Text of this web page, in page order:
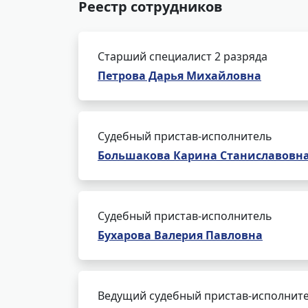
Реестр сотрудников
Старший специалист 2 разряда
Петрова Дарья Михайловна
Судебный пристав-исполнитель
Большакова Карина
Судебный пристав-исполнитель
Бухарова Валерия Павловна
Ведущий судебный пристав-